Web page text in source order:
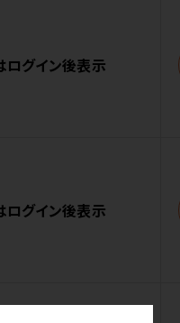
ログイン後表示
ログイン後表示